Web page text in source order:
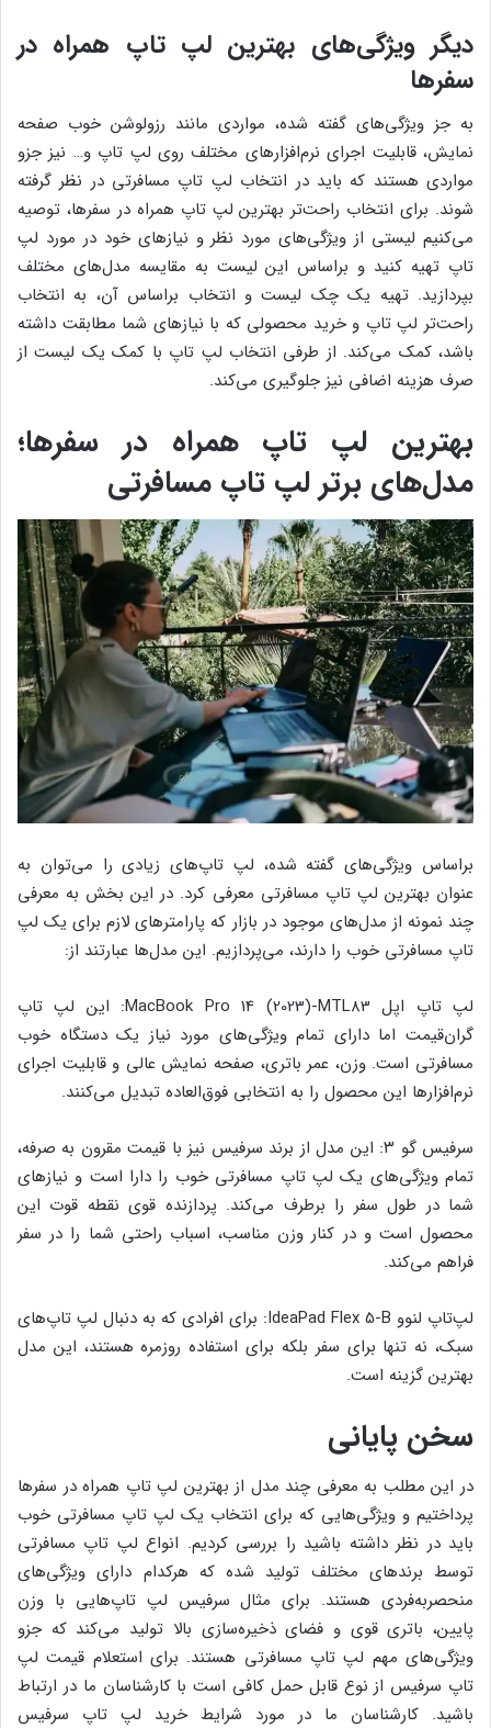
دیگر ویژگی‌های بهترین لپ تاپ همراه در
سفرها
به جز ویژگی‌های گفته شده، مواردی مانند رزولوشن خوب صفحه
نمایش، قابلیت اجرای نرم‌افزارهای مختلف روی لپ تاپ و… نیز جزو
مواردی هستند که باید در انتخاب لپ تاپ مسافرتی در نظر گرفته
شوند. برای انتخاب راحت‌تر بهترین لپ تاپ همراه در سفرها، توصیه
می‌کنیم لیستی از ویژگی‌های مورد نظر و نیازهای خود در مورد لپ
تاپ تهیه کنید و براساس این لیست به مقایسه مدل‌های مختلف
بپردازید. تهیه یک چک لیست و انتخاب براساس آن، به انتخاب
راحت‌تر لپ تاپ و خرید محصولی که با نیازهای شما مطابقت داشته
باشد، کمک می‌کند. از طرفی انتخاب لپ تاپ با کمک یک لیست از
صرف هزینه اضافی نیز جلوگیری می‌کند.
بهترین لپ تاپ همراه در سفرها؛
مدل‌های برتر لپ تاپ مسافرتی
براساس ویژگی‌های گفته شده، لپ تاپ‌های زیادی را می‌توان به
عنوان بهترین لپ تاپ مسافرتی معرفی کرد. در این بخش به معرفی
چند نمونه از مدل‌های موجود در بازار که پارامترهای لازم برای یک لپ
تاپ مسافرتی خوب را دارند، می‌پردازیم. این مدل‌ها عبارتند از:
لپ تاپ اپل MacBook Pro 14 (2023)-MTL83: این لپ تاپ
گران‌قیمت اما دارای تمام ویژگی‌های مورد نیاز یک دستگاه خوب
مسافرتی است. وزن، عمر باتری، صفحه نمایش عالی و قابلیت اجرای
نرم‌افزارها این محصول را به انتخابی فوق‌العاده تبدیل می‌کنند.
سرفیس گو ۳: این مدل از برند سرفیس نیز با قیمت مقرون به صرفه،
تمام ویژگی‌های یک لپ تاپ مسافرتی خوب را دارا است و نیازهای
شما در طول سفر را برطرف می‌کند. پردازنده قوی نقطه قوت این
محصول است و در کنار وزن مناسب، اسباب راحتی شما را در سفر
فراهم می‌کند.
لپ‌تاپ لنوو IdeaPad Flex 5-B: برای افرادی که به دنبال لپ تاپ‌های
سبک، نه تنها برای سفر بلکه برای استفاده روزمره هستند، این مدل
بهترین گزینه است.
سخن پایانی
در این مطلب به معرفی چند مدل از بهترین لپ تاپ همراه در سفرها
پرداختیم و ویژگی‌هایی که برای انتخاب یک لپ تاپ مسافرتی خوب
باید در نظر داشته باشید را بررسی کردیم. انواع لپ تاپ مسافرتی
توسط برندهای مختلف تولید شده که هرکدام دارای ویژگی‌های
منحصربه‌فردی هستند. برای مثال سرفیس لپ تاپ‌هایی با وزن
پایین، باتری قوی و فضای ذخیره‌سازی بالا تولید می‌کند که جزو
ویژگی‌های مهم لپ تاپ مسافرتی هستند. برای استعلام قیمت لپ
تاپ سرفیس از نوع قابل حمل کافی است با کارشناسان ما در ارتباط
باشید. کارشناسان ما در مورد شرایط خرید لپ تاپ سرفیس